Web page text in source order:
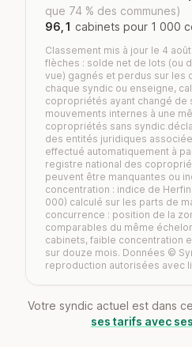
que 74 % des communes)
96,1 cabinets pour 1 000
Classement mis à jour le 4
flèches : solde net de lots (ou
vue) gagnés et perdus sur les
chaque syndic ou enseigne,
copropriétés ayant changé de
mouvements internes à une
copropriétés sans syndic
des entités juridiques
effectué automatiquement à
registre national des
peuvent être manquantes ou
concentration : indice de
000) calculé sur les parts de
concurrence : position de la
comparables du même
cabinets, faible concentration
sur douze mois. Données ©
reproduction autorisées avec
Votre syndic actuel est dans
ses tarifs avec